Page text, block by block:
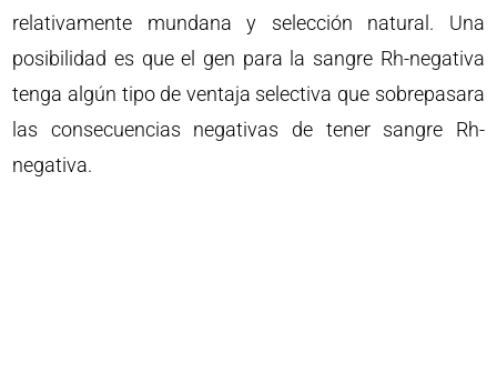
relativamente mundana y selección natural. Una
posibilidad es que el gen para la sangre Rh-negativa
tenga algún tipo de ventaja selectiva que sobrepasara
las consecuencias negativas de tener sangre Rh-
negativa.